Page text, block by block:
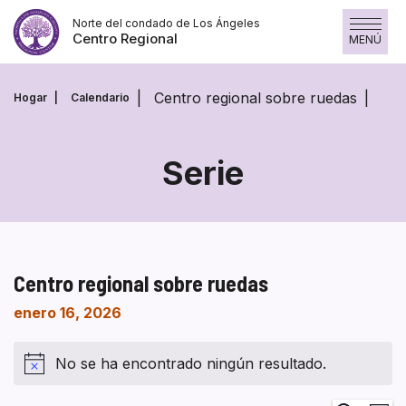
Saltar
contenido
Norte del condado de Los Ángeles
Centro Regional MENÚ
Hogar Calendario Centro regional sobre ruedas
Serie
Centro regional sobre ruedas
enero 16, 2026
No se ha encontrado ningún resultado.